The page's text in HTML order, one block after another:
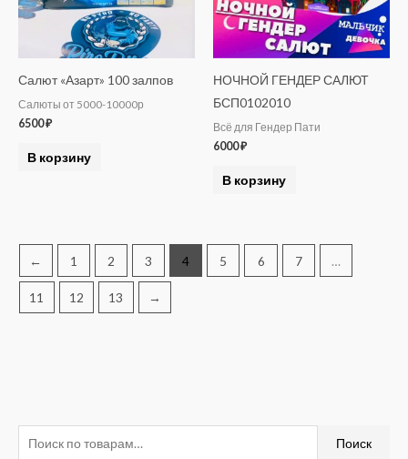
Поиск
Салют «Азарт» 100 залпов
Салюты от 5000-10000р
6500₽
В корзину
НОЧНОЙ ГЕНДЕР САЛЮТ
БСП0102010
Всё для Гендер Пати
6000₽
В корзину
← 1 2 3 4 5 6 7 …
11 12 13 →